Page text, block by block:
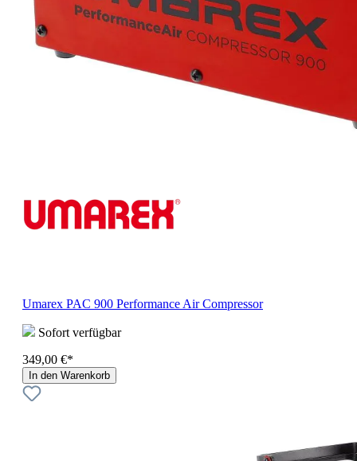
Umarex PAC 900 Performance Air Compressor
Sofort verfügbar
349,00 €*
In den Warenkorb